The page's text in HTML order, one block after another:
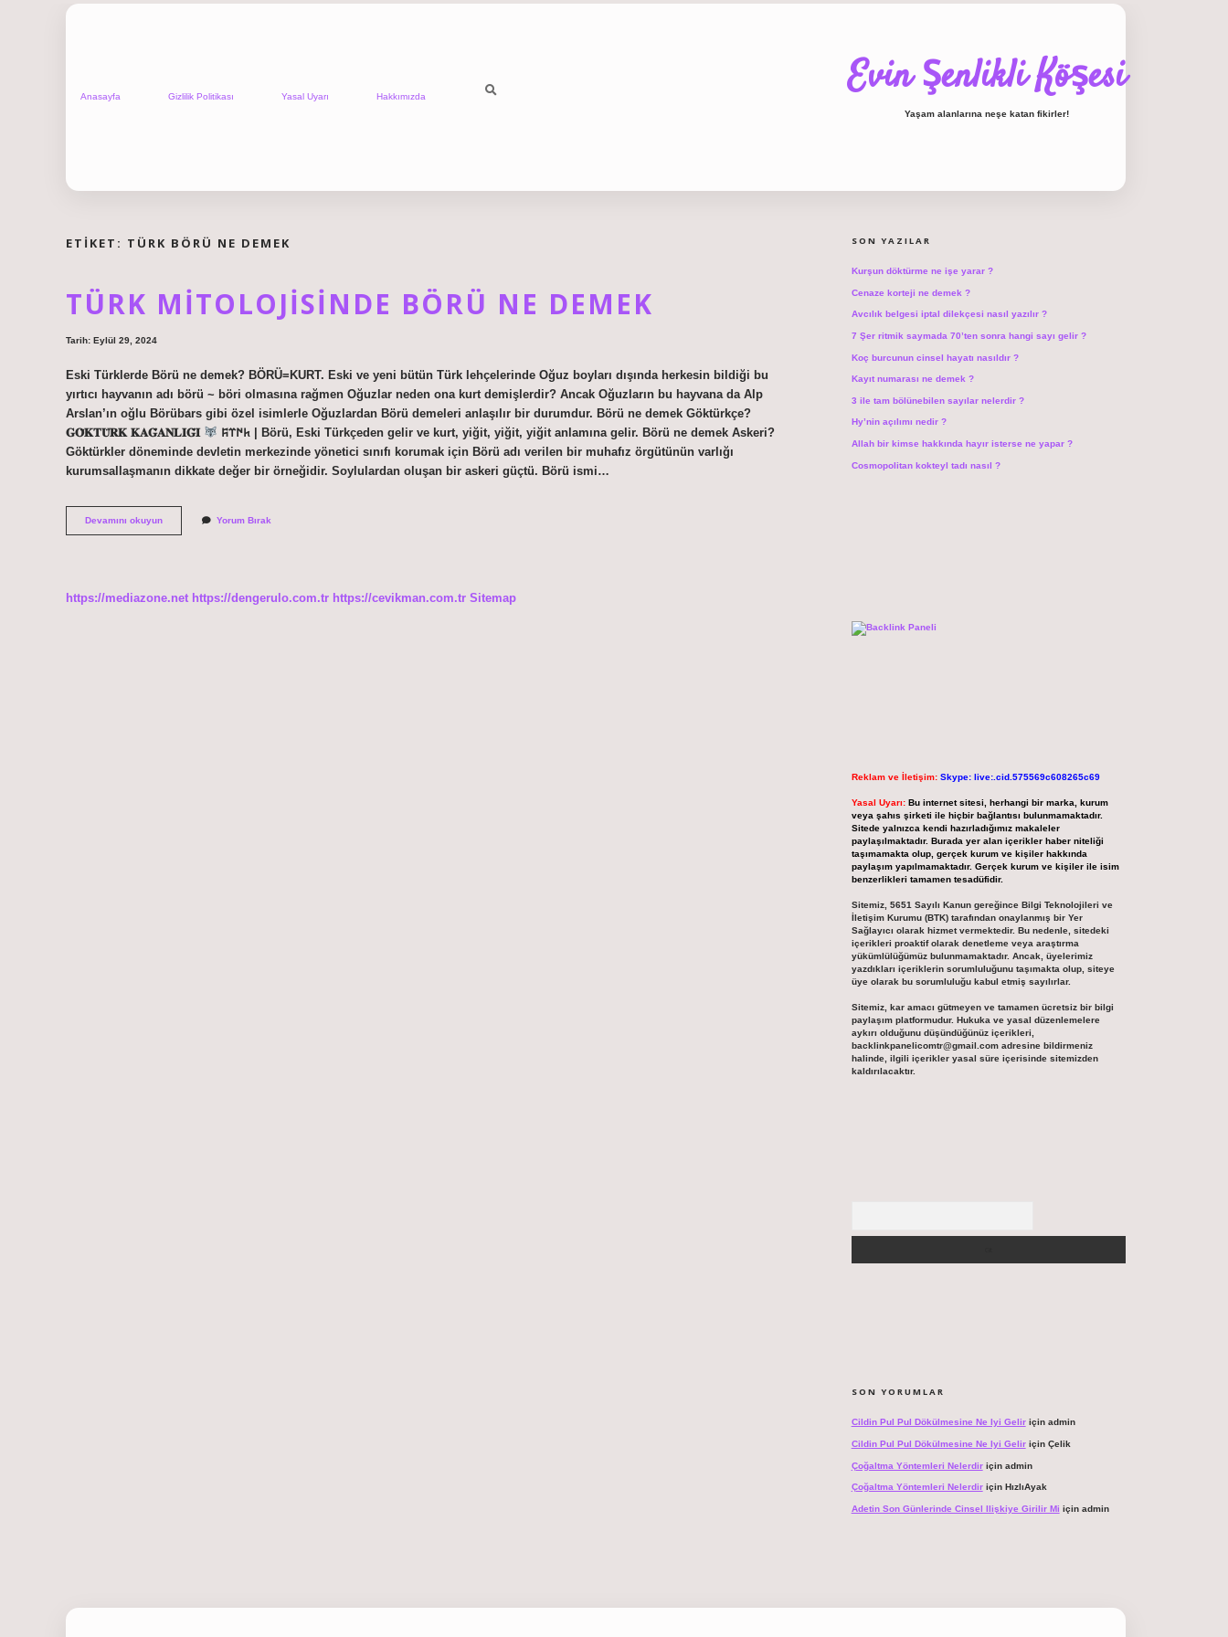
Anasayfa Gizlilik Politikası Yasal Uyarı Hakkımızda Evin Şenlikli Köşesi
Yaşam alanlarına neşe katan fikirler!
ETIKET: TÜRK BÖRÜ NE DEMEK
TÜRK MITOLOJISINDE BÖRÜ NE DEMEK
Tarih: Eylül 29, 2024
Eski Türklerde Börü ne demek? BÖRÜ=KURT. Eski ve yeni bütün Türk lehçelerinde Oğuz boyları dışında herkesin bildiği bu
yırtıcı hayvanın adı börü ~ böri olmasına rağmen Oğuzlar neden ona kurt demişlerdir? Ancak Oğuzların bu hayvana da Alp
Arslan’ın oğlu Börübars gibi özel isimlerle Oğuzlardan Börü demeleri anlaşılır bir durumdur. Börü ne demek Göktürkçe?
‎𝐆𝐎̈𝐊𝐓𝐔̈𝐑𝐊 𝐊𝐀𝐆̆𝐀𝐍𝐋𝐈𝐆̆𝐈
Göktürkler döneminde devletin merkezinde yönetici sınıfı korumak için Börü adı verilen bir muhafız örgütünün varlığı
kurumsallaşmanın dikkate değer bir örneğidir. Soylulardan oluşan bir askeri güçtü. Börü ismi…
Devamını okuyunTürk
Mitolojisinde
Yorum Bırak
https://mediazone.net https://dengerulo.com.tr https://cevikman.com.tr Sitemap
SON YAZILAR
Kurşun döktürme ne işe yarar ?
Cenaze korteji ne demek ?
Avcılık belgesi iptal dilekçesi nasıl yazılır ?
7 Şer ritmik saymada 70’ten sonra hangi sayı gelir ?
Koç burcunun cinsel hayatı nasıldır ?
Kayıt numarası ne demek ?
3 ile tam bölünebilen sayılar nelerdir ?
Hy’nin açılımı nedir ?
Allah bir kimse hakkında hayır isterse ne yapar ?
Cosmopolitan kokteyl tadı nasıl ?
Reklam ve İletişim: Skype: live:.cid.575569c608265c69
Yasal Uyarı: Bu internet sitesi, herhangi bir marka, kurum
veya şahıs şirketi ile hiçbir bağlantısı bulunmamaktadır.
Sitede yalnızca kendi hazırladığımız makaleler
paylaşılmaktadır. Burada yer alan içerikler haber niteliği
taşımamakta olup, gerçek kurum ve kişiler hakkında
paylaşım yapılmamaktadır. Gerçek kurum ve kişiler ile isim
benzerlikleri tamamen tesadüfidir.
Sitemiz, 5651 Sayılı Kanun gereğince Bilgi Teknolojileri ve
İletişim Kurumu (BTK) tarafından onaylanmış bir Yer
Sağlayıcı olarak hizmet vermektedir. Bu nedenle, sitedeki
içerikleri proaktif olarak denetleme veya araştırma
yükümlülüğümüz bulunmamaktadır. Ancak, üyelerimiz
yazdıkları içeriklerin sorumluluğunu taşımakta olup, siteye
üye olarak bu sorumluluğu kabul etmiş sayılırlar.
Sitemiz, kar amacı gütmeyen ve tamamen ücretsiz bir bilgi
paylaşım platformudur. Hukuka ve yasal düzenlemelere
aykırı olduğunu düşündüğünüz içerikleri,
backlinkpanelicomtr@gmail.comadresine bildirmeniz
halinde, ilgili içerikler yasal süre içerisinde sitemizden
kaldırılacaktır.
SON YORUMLAR
Cildin Pul Pul Dökülmesine Ne Iyi Geliriçin admin
Cildin Pul Pul Dökülmesine Ne Iyi Geliriçin Çelik
Çoğaltma Yöntemleri Nelerdiriçin admin
Çoğaltma Yöntemleri Nelerdiriçin HızlıAyak
Adetin Son Günlerinde Cinsel Ilişkiye Girilir Mi için admin